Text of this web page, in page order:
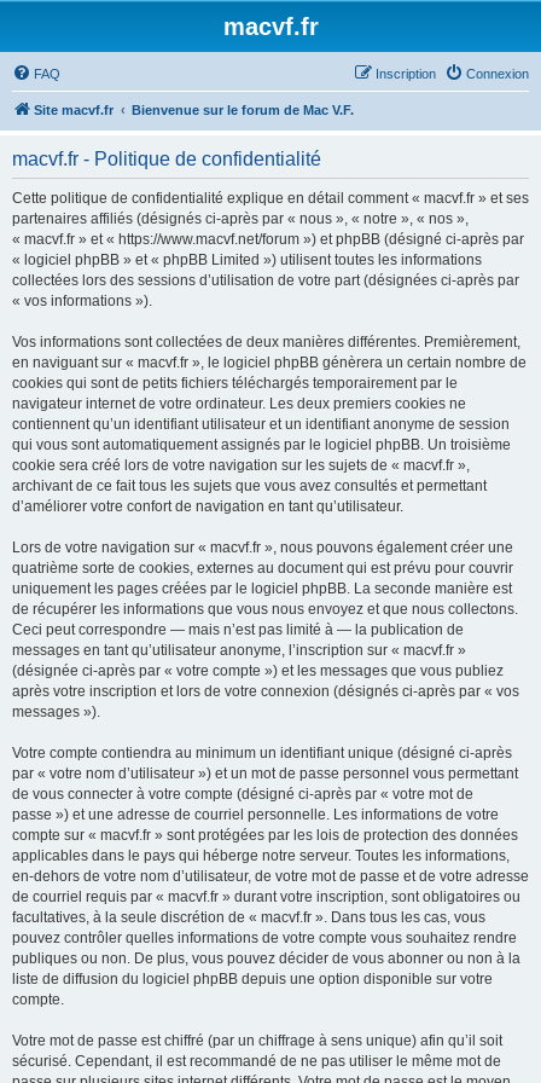
macvf.fr
FAQ Connexion
Inscription
Site macvf.fr Bienvenue sur le forum de Mac V.F.
macvf.fr - Politique de confidentialité
Cette politique de confidentialité explique en détail comment « macvf.fr » et ses
partenaires affiliés (désignés ci-après par « nous », « notre », « nos »,
« macvf.fr » et « https://www.macvf.net/forum ») et phpBB (désigné ci-après par
« logiciel phpBB » et « phpBB Limited ») utilisent toutes les informations
collectées lors des sessions d’utilisation de votre part (désignées ci-après par
« vos informations »).
Vos informations sont collectées de deux manières différentes. Premièrement,
en naviguant sur « macvf.fr », le logiciel phpBB génèrera un certain nombre de
cookies qui sont de petits fichiers téléchargés temporairement par le
navigateur internet de votre ordinateur. Les deux premiers cookies ne
contiennent qu’un identifiant utilisateur et un identifiant anonyme de session
qui vous sont automatiquement assignés par le logiciel phpBB. Un troisième
cookie sera créé lors de votre navigation sur les sujets de « macvf.fr »,
archivant de ce fait tous les sujets que vous avez consultés et permettant
d’améliorer votre confort de navigation en tant qu’utilisateur.
Lors de votre navigation sur « macvf.fr », nous pouvons également créer une
quatrième sorte de cookies, externes au document qui est prévu pour couvrir
uniquement les pages créées par le logiciel phpBB. La seconde manière est
de récupérer les informations que vous nous envoyez et que nous collectons.
Ceci peut correspondre — mais n’est pas limité à — la publication de
messages en tant qu’utilisateur anonyme, l’inscription sur « macvf.fr »
(désignée ci-après par « votre compte ») et les messages que vous publiez
après votre inscription et lors de votre connexion (désignés ci-après par « vos
messages »).
Votre compte contiendra au minimum un identifiant unique (désigné ci-après
par « votre nom d’utilisateur ») et un mot de passe personnel vous permettant
de vous connecter à votre compte (désigné ci-après par « votre mot de
passe ») et une adresse de courriel personnelle. Les informations de votre
compte sur « macvf.fr » sont protégées par les lois de protection des données
applicables dans le pays qui héberge notre serveur. Toutes les informations,
en-dehors de votre nom d’utilisateur, de votre mot de passe et de votre adresse
de courriel requis par « macvf.fr » durant votre inscription, sont obligatoires ou
facultatives, à la seule discrétion de « macvf.fr ». Dans tous les cas, vous
pouvez contrôler quelles informations de votre compte vous souhaitez rendre
publiques ou non. De plus, vous pouvez décider de vous abonner ou non à la
liste de diffusion du logiciel phpBB depuis une option disponible sur votre
compte.
Votre mot de passe est chiffré (par un chiffrage à sens unique) afin qu’il soit
sécurisé. Cependant, il est recommandé de ne pas utiliser le même mot de